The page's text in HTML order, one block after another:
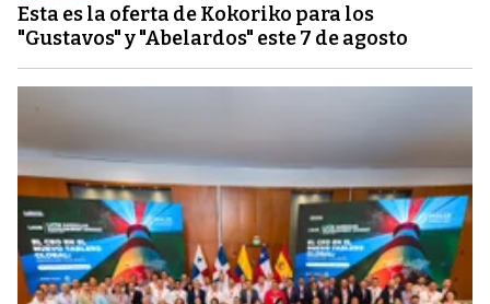
Esta es la oferta de Kokoriko para los
"Gustavos" y "Abelardos" este 7 de agosto